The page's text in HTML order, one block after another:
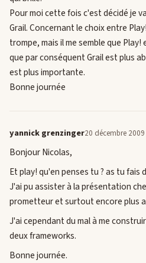
Pour moi cette fois c'est décidé je
Grail. Concernant le choix entre
trompe, mais il me semble que
que par conséquent Grail est plus
est plus importante.
Bonne journée
yannick grenzinger20 décembre
Bonjour Nicolas,
Et play! qu'en penses tu ? as tu fais
J'ai pu assister à la présentation
prometteur et surtout encore plus
J'ai cependant du mal à me
deux frameworks.
Bonne journée.